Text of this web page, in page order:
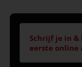
Schrijf je in &
eerste online